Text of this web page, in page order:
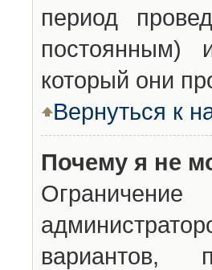
период
постоянным)
который они
Вернуться к
Почему я не
вариантов,